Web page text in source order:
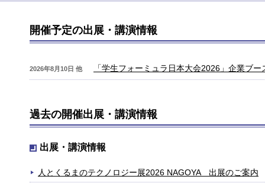
開催予定の出展・講演情報
2026年8月10日 他 「学生フォーミュラ日本大会2026」企業ブ
過去の開催出展・講演情報
出展・講演情報
人とくるまのテクノロジー展2026 NAGOYA 出展のご案内